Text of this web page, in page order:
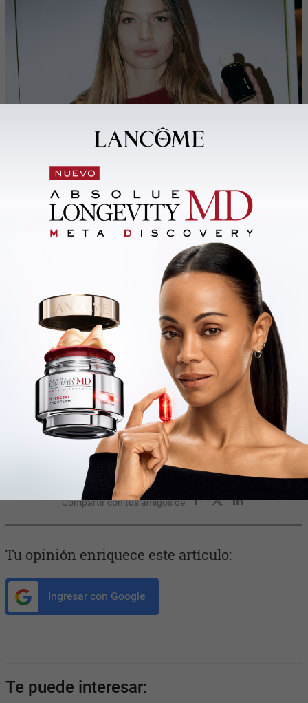
En un momento en que el lujo encuentra cada vez más valor en
las experiencias sensoriales y personales,
MISHKA
apuesta por
el perfume como una forma de contar historias, despertar
emociones y construir identidad más allá de la imagen.
Compartir con tus amigos de
Tu opinión enriquece este artículo:
Ingresar con Google
Te puede interesar: